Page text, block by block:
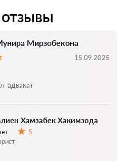
Хамзабек Хакимзода
5
Мирзобекона
15.09.2025
адвакат